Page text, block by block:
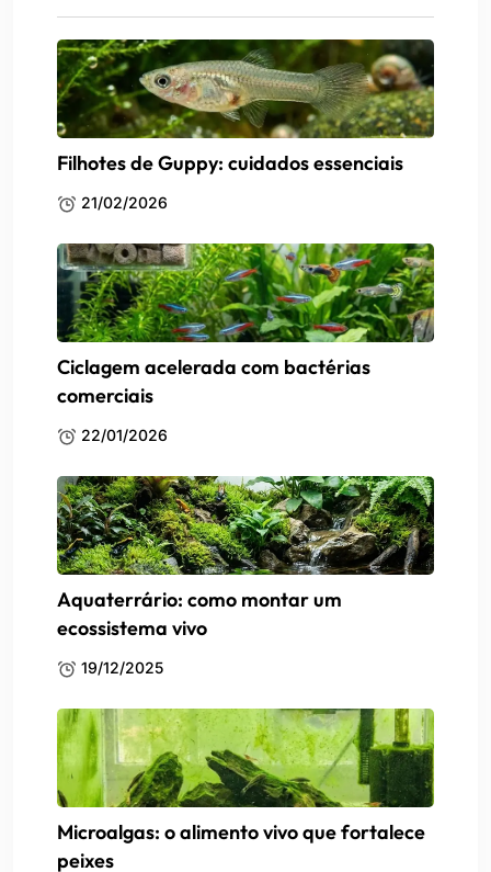
Filhotes de Guppy: cuidados essenciais
21/02/2026
Ciclagem acelerada com bactérias
comerciais
22/01/2026
Aquaterrário: como montar um
ecossistema vivo
19/12/2025
Microalgas: o alimento vivo que fortalece
peixes